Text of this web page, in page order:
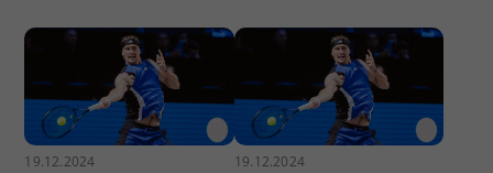
19.12.2024 19.12.2024